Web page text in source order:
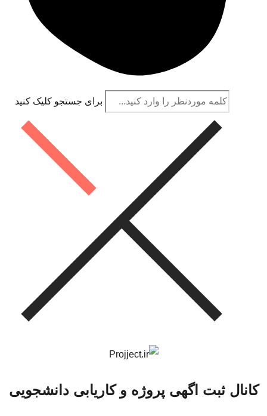
برای جستجو کلیک کنید
کانال ثبت اگهی پروژه و کاریابی دانشجویی